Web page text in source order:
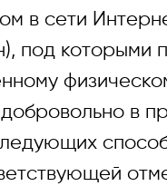
адресам
персональных
в сети
под которыми
в